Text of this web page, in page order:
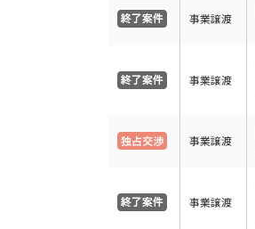
事業譲渡
事業譲渡
事業譲渡
事業譲渡